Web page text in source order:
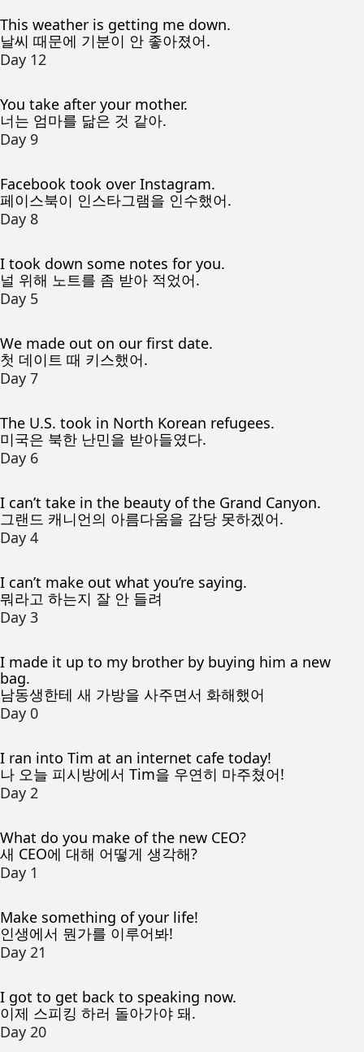
This weather is getting me down.
날씨 때문에 기분이 안 좋아졌어.
Day 12
You take after your mother.
너는 엄마를 닮은 것 같아.
Day 9
Facebook took over Instagram.
페이스북이 인스타그램을 인수했어.
Day 8
I took down some notes for you.
널 위해 노트를 좀 받아 적었어.
Day 5
We made out on our first date.
첫 데이트 때 키스했어.
Day 7
The U.S. took in North Korean refugees.
미국은 북한 난민을 받아들였다.
Day 6
I can’t take in the beauty of the Grand Canyon.
그랜드 캐니언의 아름다움을 감당 못하겠어.
Day 4
I can’t make out what you’re saying.
뭐라고 하는지 잘 안 들려
Day 3
I made it up to my brother by buying him a new
bag.
남동생한테 새 가방을 사주면서 화해했어
Day 0
I ran into Tim at an internet cafe today!
나 오늘 피시방에서 Tim을 우연히 마주쳤어!
Day 2
What do you make of the new CEO?
새 CEO에 대해 어떻게 생각해?
Day 1
Make something of your life!
인생에서 뭔가를 이루어봐!
Day 21
I got to get back to speaking now.
이제 스피킹 하러 돌아가야 돼.
Day 20